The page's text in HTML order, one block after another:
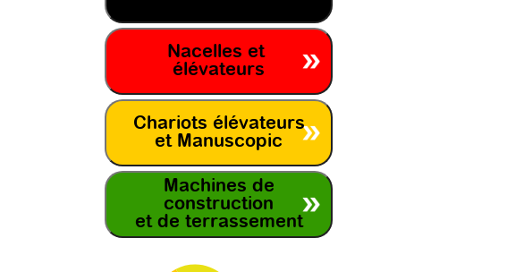
Nacelles et
élévateurs
Chariots élévateurs
et Manuscopic
Machines de
construction
et de terrassement